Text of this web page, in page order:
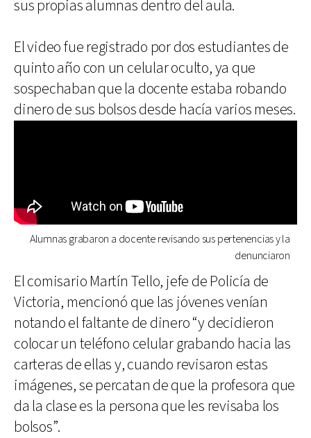
sus propias alumnas dentro del aula.
El video fue registrado por dos estudiantes de
quinto año con un celular oculto, ya que
sospechaban que la docente estaba robando
dinero de sus bolsos desde hacía varios meses.
Alumnas grabaron a docente revisando sus pertenencias y la
denunciaron
El comisario Martín Tello, jefe de Policía de
Victoria, mencionó que las jóvenes venían
notando el faltante de dinero “y decidieron
colocar un teléfono celular grabando hacia las
carteras de ellas y, cuando revisaron estas
imágenes, se percatan de que la profesora que
da la clase es la persona que les revisaba los
bolsos”.